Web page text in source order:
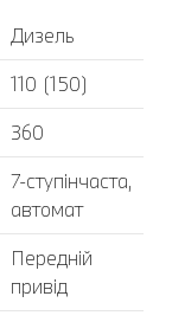
Дизель
110 (150)
360
7-ступінчаста,
автомат
Передній
привід